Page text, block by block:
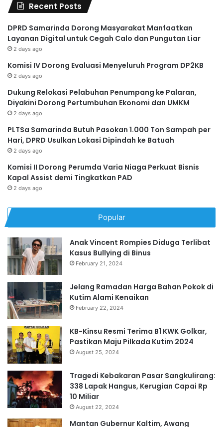
Recent Posts
DPRD Samarinda Dorong Masyarakat Manfaatkan
Layanan Digital untuk Cegah Calo dan Pungutan Liar
2 days ago
Komisi IV Dorong Evaluasi Menyeluruh Program DP2KB
2 days ago
Dukung Relokasi Pelabuhan Penumpang ke Palaran,
Diyakini Dorong Pertumbuhan Ekonomi dan UMKM
2 days ago
PLTSa Samarinda Butuh Pasokan 1.000 Ton Sampah per
Hari, DPRD Usulkan Lokasi Dipindah ke Batuah
2 days ago
Komisi II Dorong Perumda Varia Niaga Perkuat Bisnis
Kapal Assist demi Tingkatkan PAD
2 days ago
Popular
Anak Vincent Rompies Diduga Terlibat
Kasus Bullying di Binus
February 21, 2024
Jelang Ramadan Harga Bahan Pokok di
Kutim Alami Kenaikan
February 22, 2024
KB-Kinsu Resmi Terima B1 KWK Golkar,
Pastikan Maju Pilkada Kutim 2024
August 25, 2024
Tragedi Kebakaran Pasar Sangkulirang:
338 Lapak Hangus, Kerugian Capai Rp
10 Miliar
August 22, 2024
Mantan Gubernur Kaltim, Awang